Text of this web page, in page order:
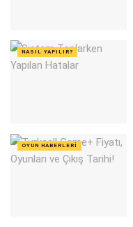
NASIL YAPILIR?
OYUN HABERLERI